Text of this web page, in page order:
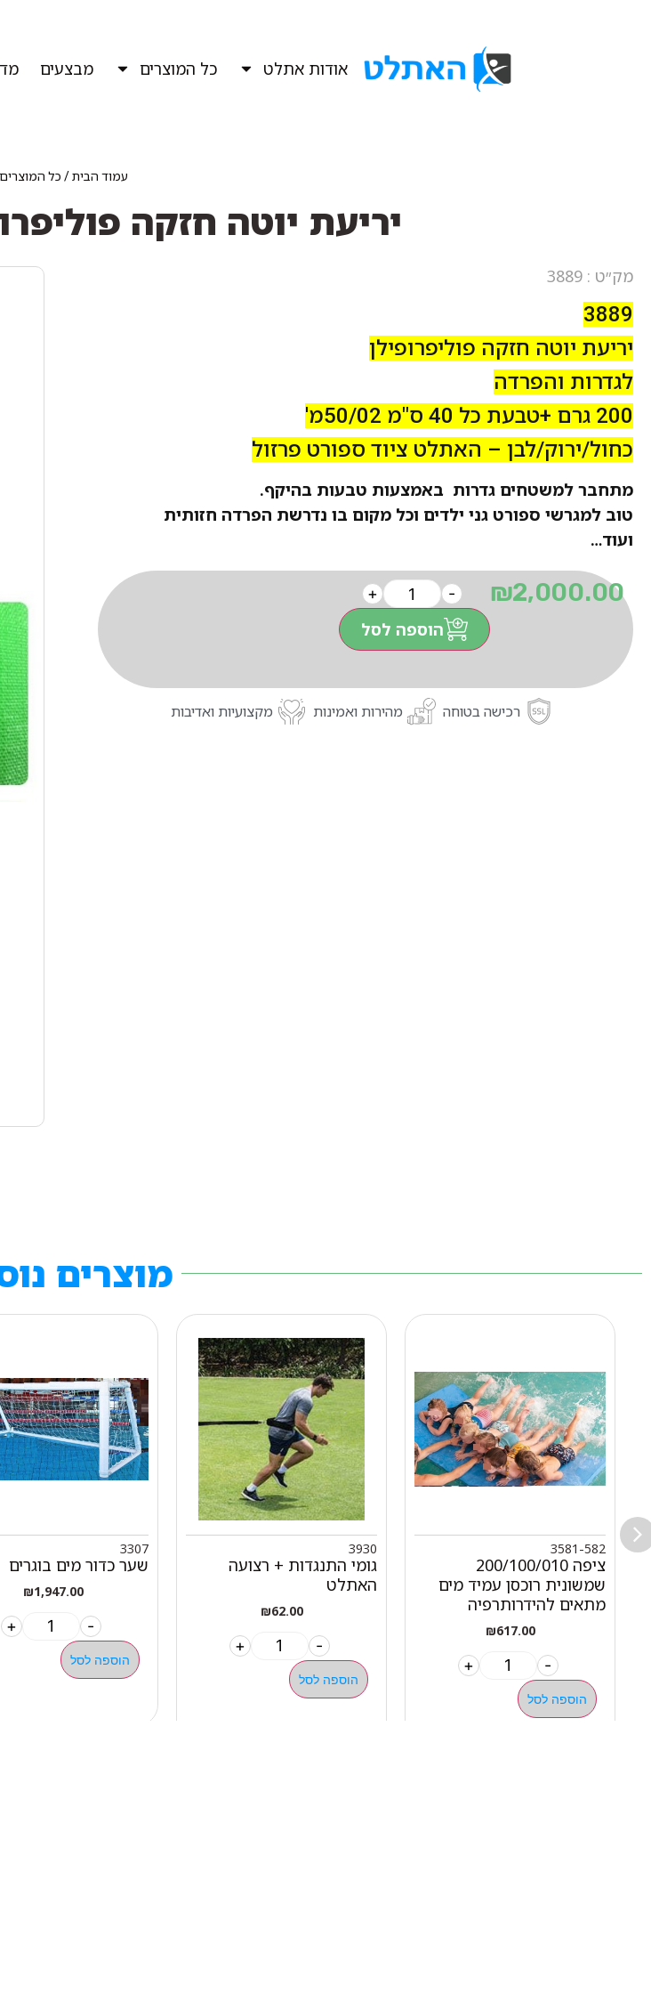
אודות אתלט כל המוצרים מבצעים
עמוד הבית/ כל המוצרים
יריעת יוטה חזקה
מק״ט : 3889
3889
יריעת יוטה חזקה פוליפרופילן
לגדרות והפרדה
200 גרם +טבעת כל 40 ס"מ 50/02מ'
כחול/ירוק/לבן – האתלט ציוד ספורט פרזול
מתחבר למשטחים גדרות באמצעות טבעות בהיקף.
טוב למגרשי ספורט גני ילדים וכל מקום בו נדרשת הפרדה חזותית
ועוד…
₪2,000.00
-
+
הוספה לסל
רכישה בטוחה מהירות ואמינות מקצועיות ואדיבות
מוצרים
3581-582
ציפה 200/100/010
שמשונית רוכסן עמיד מים
מתאים להידרותרפיה
₪617.00
-
+
הוספה לסל
3930
גומי התנגדות + רצועה
האתלט
₪62.00
-
+
הוספה לסל
3307
שער כדור מים בוגרים
₪1,947.00
-
+
הוספה לסל